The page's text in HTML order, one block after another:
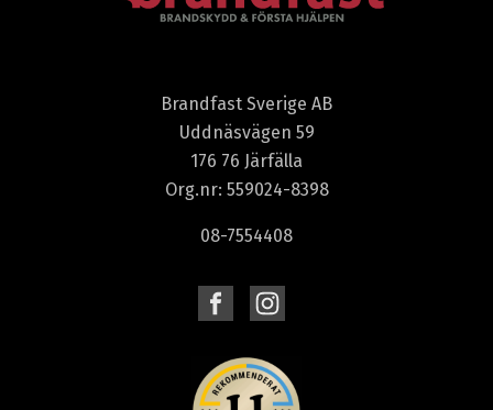
Brandfast Sverige AB
Uddnäsvägen 59
176 76 Järfälla
Org.nr: 559024-8398
08-7554408